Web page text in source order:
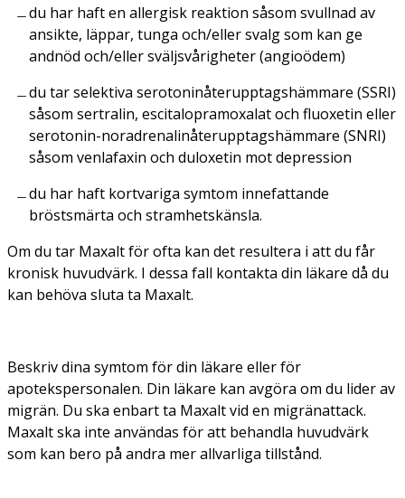
du har haft en allergisk reaktion såsom svullnad av
ansikte, läppar, tunga och/eller svalg som kan ge
andnöd och/eller sväljsvårigheter (angioödem)
du tar selektiva serotoninåterupptagshämmare (SSRI)
såsom sertralin, escitalopramoxalat och fluoxetin eller
serotonin-noradrenalinåterupptagshämmare (SNRI)
såsom venlafaxin och duloxetin mot depression
du har haft kortvariga symtom innefattande
bröstsmärta och stramhetskänsla.
Om du tar Maxalt för ofta kan det resultera i att du får
kronisk huvudvärk. I dessa fall kontakta din läkare då du
kan behöva sluta ta Maxalt.
Beskriv dina symtom för din läkare eller för
apotekspersonalen. Din läkare kan avgöra om du lider av
migrän. Du ska enbart ta Maxalt vid en migränattack.
Maxalt ska inte användas för att behandla huvudvärk
som kan bero på andra mer allvarliga tillstånd.